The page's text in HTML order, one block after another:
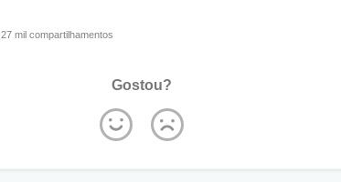
27 mil compartilhamentos
Gostou?